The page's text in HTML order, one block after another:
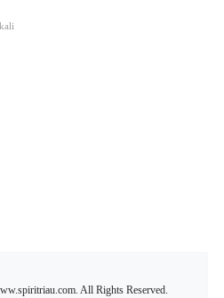
All Rights Reserved.